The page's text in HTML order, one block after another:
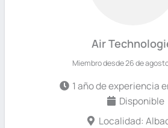
Air
Miembro desde 26 de
1 año de experiencia
Disponible
Localidad: